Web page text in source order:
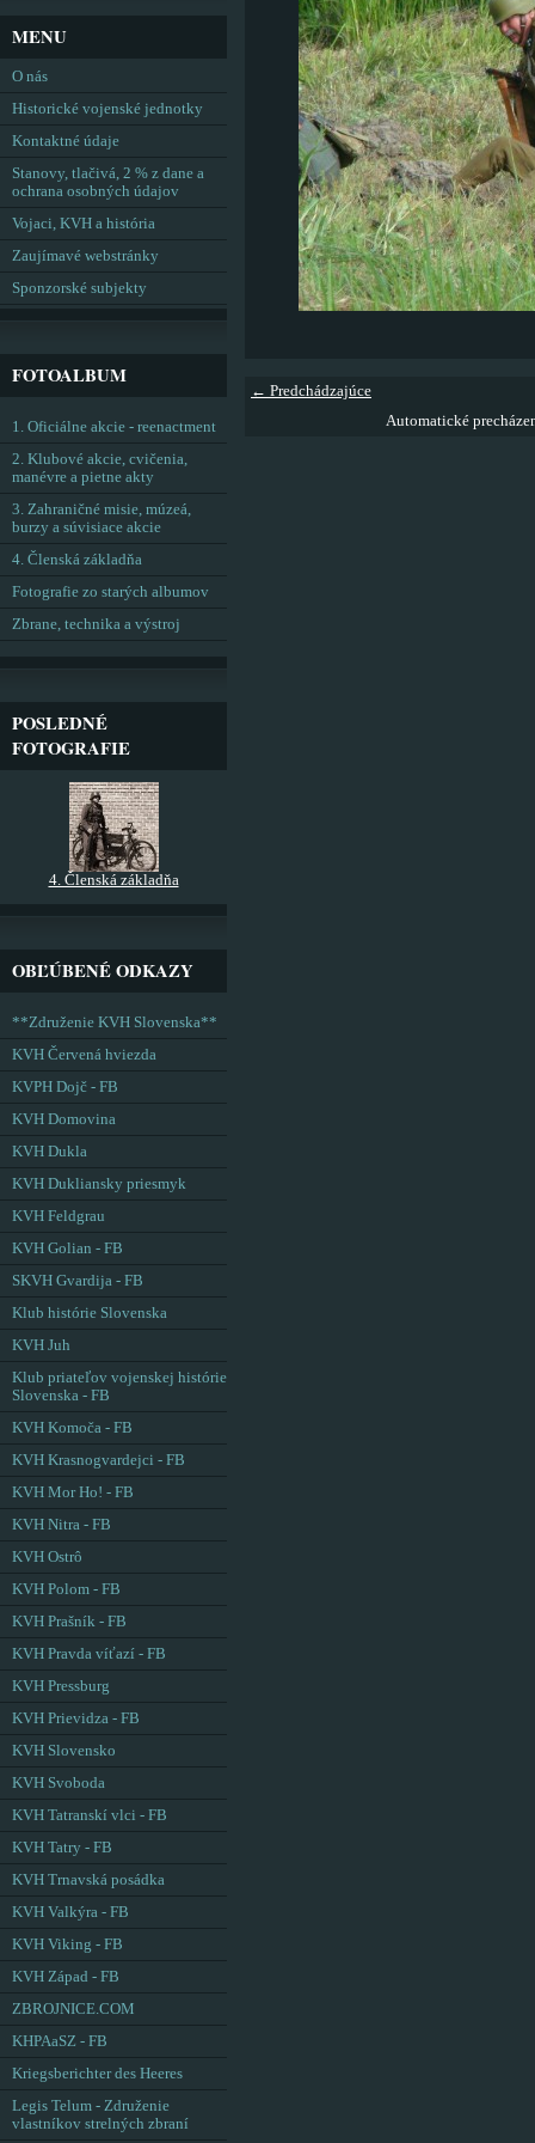
← Predchádzajúce
Automatické
MENU
O nás
Historické vojenské jednotky
Kontaktné údaje
Stanovy, tlačivá, 2 % z dane a
ochrana osobných údajov
Vojaci, KVH a história
Zaujímavé webstránky
Sponzorské subjekty
FOTOALBUM
1. Oficiálne akcie - reenactment
2. Klubové akcie, cvičenia,
manévre a pietne akty
3. Zahraničné misie, múzeá,
burzy a súvisiace akcie
4. Členská základňa
Fotografie zo starých albumov
Zbrane, technika a výstroj
POSLEDNÉ
FOTOGRAFIE
4. Členská základňa
OBĽÚBENÉ ODKAZY
**Združenie KVH Slovenska**
KVH Červená hviezda
KVPH Dojč - FB
KVH Domovina
KVH Dukla
KVH Dukliansky priesmyk
KVH Feldgrau
KVH Golian - FB
SKVH Gvardija - FB
Klub histórie Slovenska
KVH Juh
Klub priateľov vojenskej histórie
Slovenska - FB
KVH Komoča - FB
KVH Krasnogvardejci - FB
KVH Mor Ho! - FB
KVH Nitra - FB
KVH Ostrô
KVH Polom - FB
KVH Prašník - FB
KVH Pravda víťazí - FB
KVH Pressburg
KVH Prievidza - FB
KVH Slovensko
KVH Svoboda
KVH Tatranskí vlci - FB
KVH Tatry - FB
KVH Trnavská posádka
KVH Valkýra - FB
KVH Viking - FB
KVH Západ - FB
ZBROJNICE.COM
KHPAaSZ - FB
Kriegsberichter des Heeres
Legis Telum - Združenie
vlastníkov strelných zbraní